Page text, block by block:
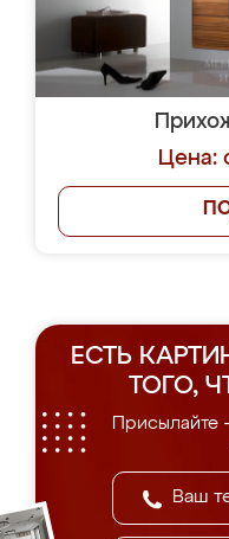
Цена:
ЕСТЬ
ТОГО,